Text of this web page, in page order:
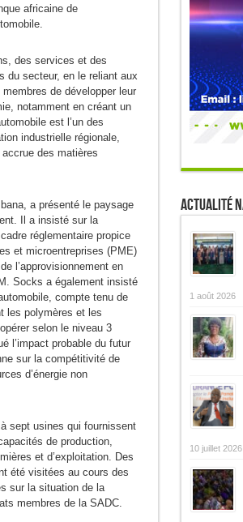
africaine de
des services et des
du secteur, en le reliant aux
de développer leur
notamment en créant un
est l’un des
industrielle régionale,
des matières
a présenté le paysage
Il a insisté sur la
réglementaire propice
et microentreprises (PME)
l’approvisionnement en
Socks a également insisté
compte tenu de
les polymères et les
selon le niveau 3
l’impact probable du futur
sur la compétitivité de
d’énergie non
sept usines qui fournissent
de production,
et d’exploitation. Des
été visitées au cours des
sur la situation de la
membres de la SADC.
Actualité
1 août 2026
10 juillet 2026